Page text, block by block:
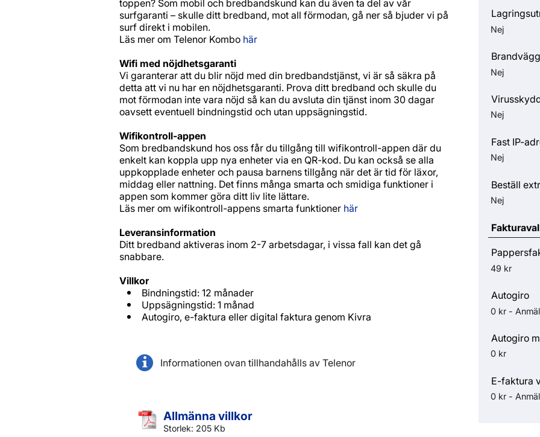
surfgaranti – skulle ditt bredband, mot all förmodan, gå ner så bjuder vi på
surf direkt i mobilen.
Läs mer om Telenor Kombo här
Wifi med nöjdhetsgaranti
Vi garanterar att du blir nöjd med din bredbandstjänst, vi är så säkra på
detta att vi nu har en nöjdhetsgaranti. Prova ditt bredband och skulle du
mot förmodan inte vara nöjd så kan du avsluta din tjänst inom 30 dagar
oavsett eventuell bindningstid och utan uppsägningstid.
Wifikontroll-appen
Som bredbandskund hos oss får du tillgång till wifikontroll-appen där du
enkelt kan koppla upp nya enheter via en QR-kod. Du kan också se alla
uppkopplade enheter och pausa barnens tillgång när det är tid för läxor,
middag eller nattning. Det finns många smarta och smidiga funktioner i
appen som kommer göra ditt liv lite lättare.
Läs mer om wifikontroll-appens smarta funktioner här
Leveransinformation
Ditt bredband aktiveras inom 2-7 arbetsdagar, i vissa fall kan det gå
snabbare.
Villkor
Bindningstid: 12 månader
Uppsägningstid: 1 månad
Autogiro, e-faktura eller digital faktura genom Kivra
Informationen ovan tillhandahålls av Telenor
Allmänna villkor
Storlek: 205 Kb
Nej
Brandvägg
Nej
Nej
Fast IP-
Nej
Beställ
Nej
Fakturaval
49 kr
Autogiro
0 kr -
Autogiro
0 kr
E-faktura
0 kr -